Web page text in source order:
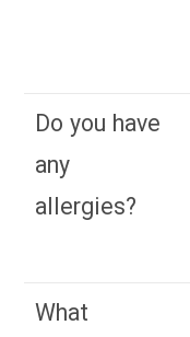
Do you have
any
allergies?
What